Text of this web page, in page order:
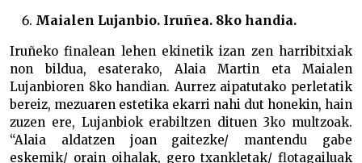
Maialen Lujanbio. Iruñea. 8ko handia.
Iruñeko finalean lehen ekinetik izan zen harribitxiak
non bildua, esaterako, Alaia Martin eta Maialen
Lujanbioren 8ko handian. Aurrez aipatutako perletatik
bereiz, mezuaren estetika ekarri nahi dut honekin, hain
zuzen ere, Lujanbiok erabiltzen dituen 3ko multzoak.
“Alaia aldatzen joan gaitezke/ mantendu gabe
eskemik/ orain oihalak, gero txankletak/ flotagailuak